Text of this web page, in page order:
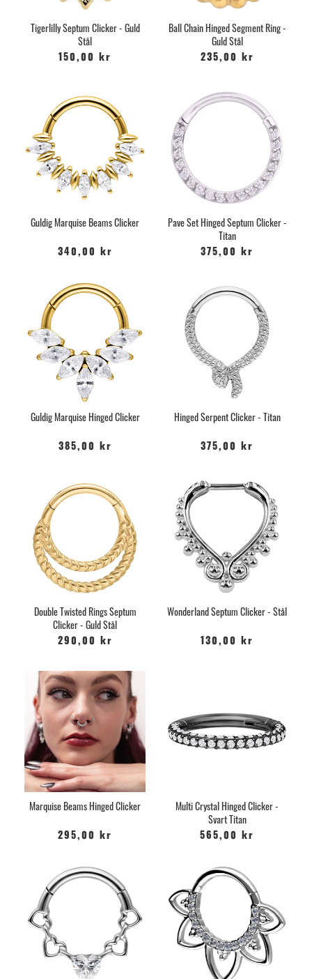
Tigerlilly Septum Clicker - Guld
Stål
150,00 kr
Ball Chain Hinged Segment Ring -
Guld Stål
235,00 kr
Guldig Marquise Beams Clicker
340,00 kr
Pave Set Hinged Septum Clicker -
Titan
375,00 kr
Guldig Marquise Hinged Clicker
385,00 kr
Hinged Serpent Clicker - Titan
375,00 kr
Double Twisted Rings Septum
Clicker - Guld Stål
290,00 kr
Wonderland Septum Clicker - Stål
130,00 kr
Marquise Beams Hinged Clicker
295,00 kr
Multi Crystal Hinged Clicker -
Svart Titan
565,00 kr